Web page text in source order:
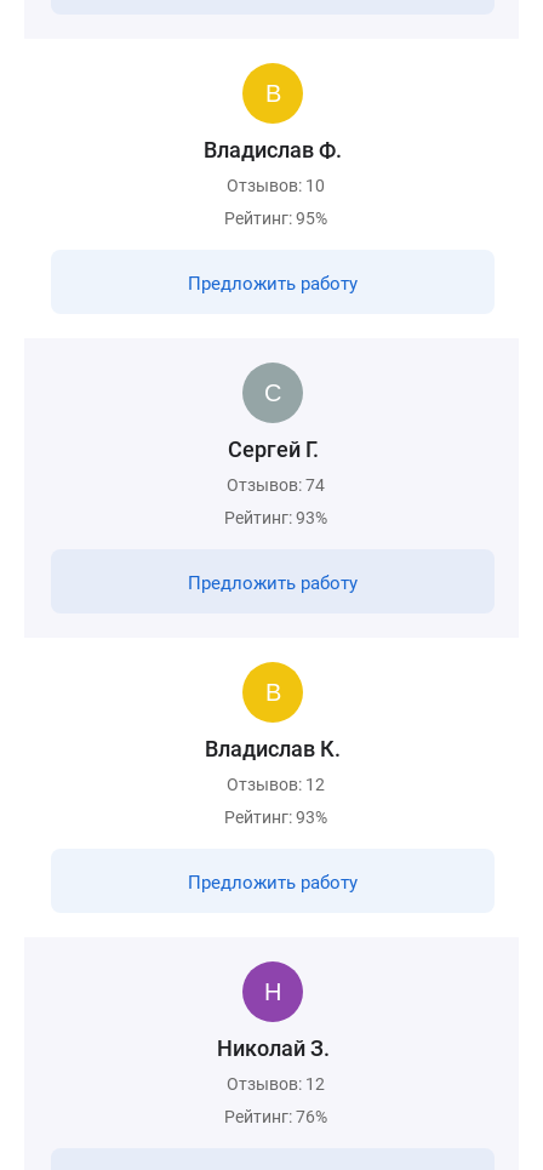
Владислав Ф.
Отзывов: 10
Рейтинг: 95%
Предложить работу
Сергей Г.
Отзывов: 74
Рейтинг: 93%
Предложить работу
Владислав К.
Отзывов: 12
Рейтинг: 93%
Предложить работу
Николай З.
Отзывов: 12
Рейтинг: 76%